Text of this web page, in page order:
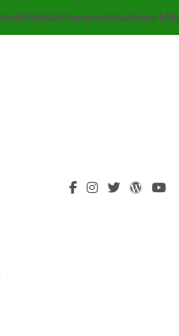
KhutbahPemerintahanHalo MUI